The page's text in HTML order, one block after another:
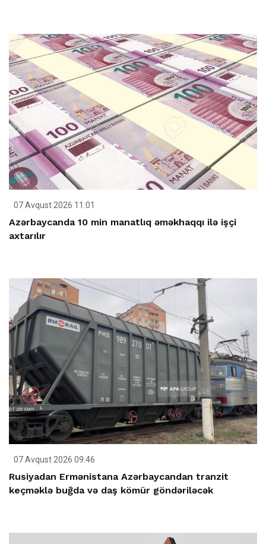
07 Avqust 2026 11:01
Azərbaycanda 10 min manatlıq əməkhaqqı ilə işçi
axtarılır
07 Avqust 2026 09:46
Rusiyadan Ermənistana Azərbaycandan tranzit
keçməklə buğda və daş kömür göndəriləcək